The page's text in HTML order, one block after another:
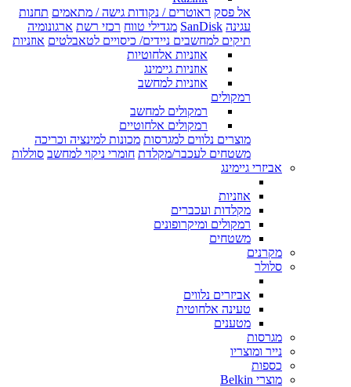
אל פסק ראוטרים / נקודות גישה / מתאמים תחנות
עגינה SanDisk מגדילי טווח רכזי רשת ארגונומיה
תיקים למחשבים ניידים/ כיסויים לטאבלטים אוזניות
אוזניות אלחוטיות
אוזניות גיימינג
אוזניות למחשב
רמקולים
רמקולים למחשב
רמקולים אלחוטיים
מוצרים נלווים למגרסות מכונות למינציה וכריכה
משטחים לעכבר/מקלדת חומרי ניקוי למחשב סוללות
אביזרי גיימינג
אוזניות
מקלדות ועכברים
רמקולים ומיקרופונים
משטחים
מקרנים
סלולר
אביזרים נלווים
טעינה אלחוטית
מטענים
מגרסות
נייר ומוצריו
כספות
מוצרי Belkin